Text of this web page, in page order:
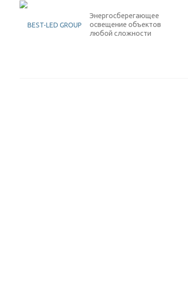
Энергосберегающее
освещение объектов
любой сложности